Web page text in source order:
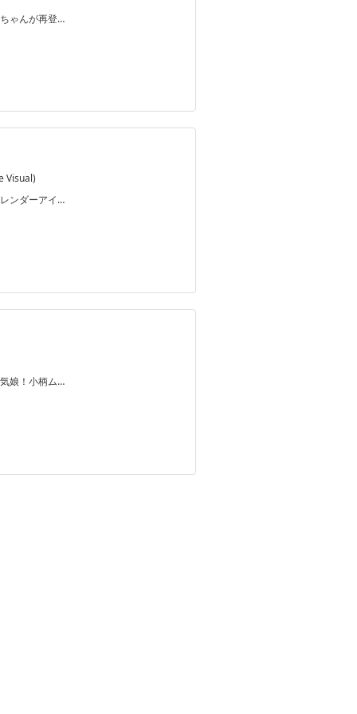
ゃんが再登…
Visual)
ンダーアイ…
娘！小柄ム…